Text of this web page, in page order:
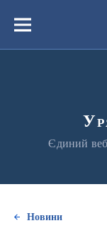
вмістуМеню
Єдиний
Новини